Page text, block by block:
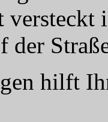
versteckt
der
hilft